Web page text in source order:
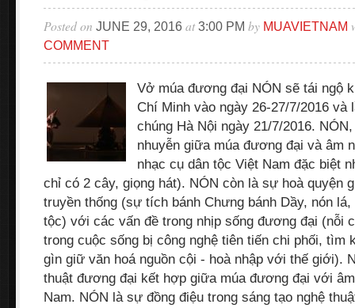
Posted on JUNE 29, 2016 at3:00 PM by MUAVIETNAM
COMMENT
Vở múa đương đại NÓN sẽ tái ngộ
Chí Minh vào ngày 26-27/7/2016 và
chúng Hà Nội ngày 21/7/2016.
nhuyễn giữa múa đương đại và âm
nhạc cụ dân tộc Việt Nam đặc biệt
chỉ có 2 cây, giọng hát). NÓN còn là sự hoà quyện
truyền thống (sự tích bánh Chưng bánh Dầy, nón
tộc) với các vấn đề trong nhịp sống đương đại (nỗi
trong cuộc sống bị công nghệ tiên tiến chi phối, tìm
gìn giữ văn hoá nguồn cội - hoà nhập với thế giới).
thuật đương đại kết hợp giữa múa đương đại với
Nam. NÓN là sự đồng điệu trong sáng tạo nghệ